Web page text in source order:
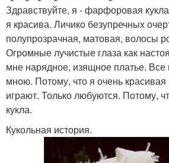
Здравствуйте, я - фарфоровая
я красива. Личико безупречных
полупрозрачная, матовая, волосы
Огромные лучистые глаза как
мне нарядное, изящное платье. Все
мною. Потому, что я очень красивая
играют. Только любуются. Потому,
кукла.
Кукольная история.